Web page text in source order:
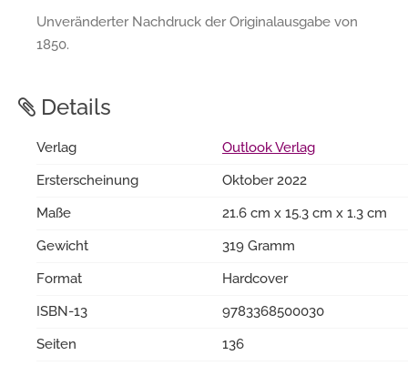
Unveränderter Nachdruck der Originalausgabe von
1850.
Details
Verlag
Outlook Verlag
Ersterscheinung
Oktober 2022
Maße
21.6 cm x 15.3 cm x 1.3 cm
Gewicht
319 Gramm
Format
Hardcover
ISBN-13
9783368500030
Seiten
136